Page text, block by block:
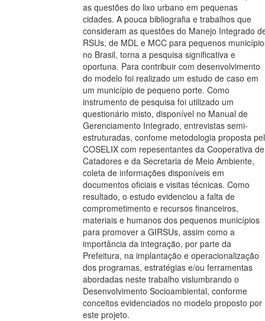
as questões do lixo urbano em pequenas
cidades. A pouca bibliografia e trabalhos que
consideram as questões do Manejo Integrado
RSUs, de MDL e MCC para pequenos
no Brasil, torna a pesquisa significativa e
oportuna. Para contribuir com desenvolvimento
do modelo foi realizado um estudo de caso em
um município de pequeno porte. Como
instrumento de pesquisa foi utilizado um
questionário misto, disponível no Manual de
Gerenciamento Integrado, entrevistas semi-
estruturadas, confome metodologia proposta
COSELIX com repesentantes da Cooperativa de
Catadores e da Secretaria de Meio Ambiente,
coleta de informações disponíveis em
documentos oficiais e visitas técnicas. Como
resultado, o estudo evidenciou a falta de
comprometimento e recursos financeiros,
materiais e humanos dos pequenos municípios
para promover a GIRSUs, assim como a
importância da integração, por parte da
Prefeitura, na implantação e operacionalização
dos programas, estratégias e/ou ferramentas
abordadas neste trabalho vislumbrando o
Desenvolvimento Socioambiental, conforme
conceitos evidenciados no modelo proposto por
este projeto.